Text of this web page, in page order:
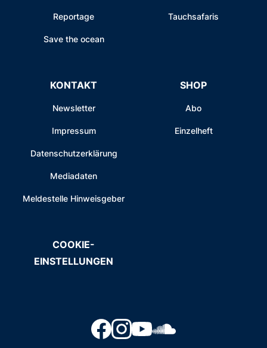
Reportage
Save the ocean
Tauchsafaris
KONTAKT
Newsletter
Impressum
Datenschutzerklärung
Mediadaten
Meldestelle Hinweisgeber
SHOP
Abo
Einzelheft
COOKIE-
EINSTELLUNGEN